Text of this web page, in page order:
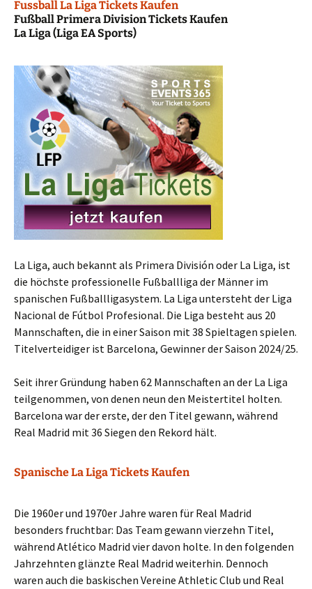
Fussball La Liga Tickets Kaufen
Fußball Primera Division Tickets Kaufen
La Liga (Liga EA Sports)
La Liga, auch bekannt als Primera División oder La Liga, ist
die höchste professionelle Fußballliga der Männer im
spanischen Fußballligasystem. La Liga untersteht der Liga
Nacional de Fútbol Profesional. Die Liga besteht aus 20
Mannschaften, die in einer Saison mit 38 Spieltagen spielen.
Titelverteidiger ist Barcelona, Gewinner der Saison 2024/25.
Seit ihrer Gründung haben 62 Mannschaften an der La Liga
teilgenommen, von denen neun den Meistertitel holten.
Barcelona war der erste, der den Titel gewann, während
Real Madrid mit 36 Siegen den Rekord hält.
Spanische La Liga Tickets Kaufen
Die 1960er und 1970er Jahre waren für Real Madrid
besonders fruchtbar: Das Team gewann vierzehn Titel,
während Atlético Madrid vier davon holte. In den folgenden
Jahrzehnten glänzte Real Madrid weiterhin. Dennoch
waren auch die baskischen Vereine Athletic Club und Real